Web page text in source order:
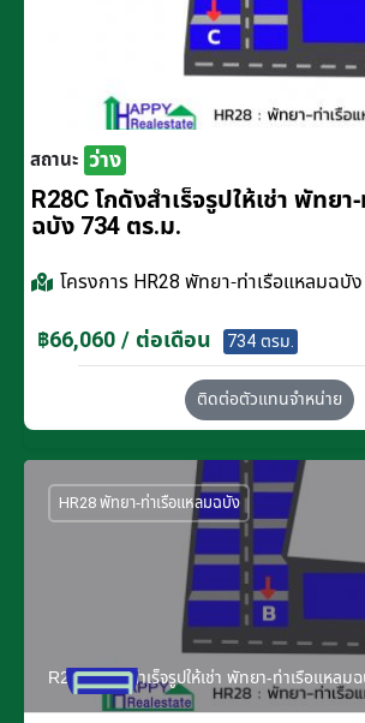
สถานะ ว่าง
R28C โกดังสำเร็จรูปให้เช่า พัทย
ฉบัง 734 ตร.ม.
โครงการ HR28 พัทยา-ท่าเรือแหลมฉบัง
฿66,060 / ต่อเดือน 734 ตรม.
ติดต่อตัวแทนจำหน่าย
R28B โกดังสำเร็จรูปให้เช่า พัทยา-ท่าเรือแหล
HR28 พัทยา-ท่าเรือแหลมฉบัง